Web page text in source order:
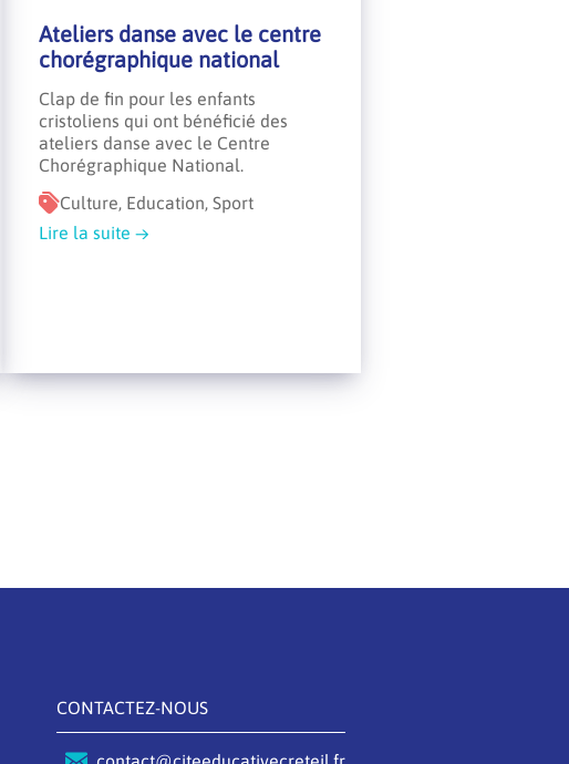
Ateliers danse avec le centre
chorégraphique national
Clap de fin pour les enfants
cristoliens qui ont bénéficié des
ateliers danse avec le Centre
Chorégraphique National.
Culture, Education, Sport
Lire la suite
CONTACTEZ-NOUS